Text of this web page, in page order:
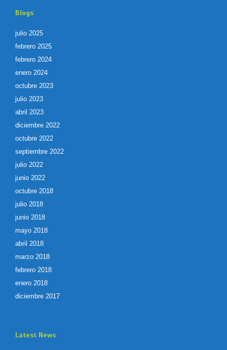
Blogs
julio 2025
febrero 2025
febrero 2024
enero 2024
octubre 2023
julio 2023
abril 2023
diciembre 2022
octubre 2022
septiembre 2022
julio 2022
junio 2022
octubre 2018
julio 2018
junio 2018
mayo 2018
abril 2018
marzo 2018
febrero 2018
enero 2018
diciembre 2017
Latest News